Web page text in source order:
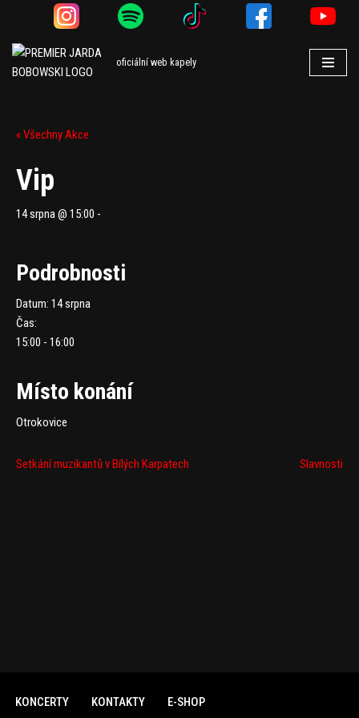
Přeskočit
oficiální web kapely
« Všechny Akce
Vip
14 srpna @ 15:00 -
Podrobnosti
Datum: 14 srpna
Čas:
15:00 - 16:00
Místo konání
Otrokovice
Setkání muzikantů v Bílých Karpatech Slavnosti
KONCERTY KONTAKTY E-SHOP